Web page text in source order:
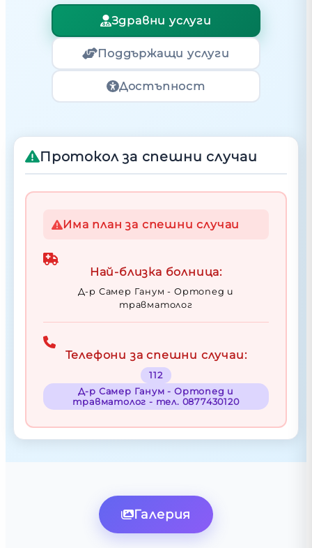
Здравни услуги
Поддържащи услуги
Достъпност
Протокол за спешни случаи
Има план за спешни случаи
Най-близка болница:
Д-р Самер Ганум - Ортопед и
травматолог
Телефони за спешни случаи:
112
Д-р Самер Ганум - Ортопед и
травматолог - тел. 0877430120
Галерия